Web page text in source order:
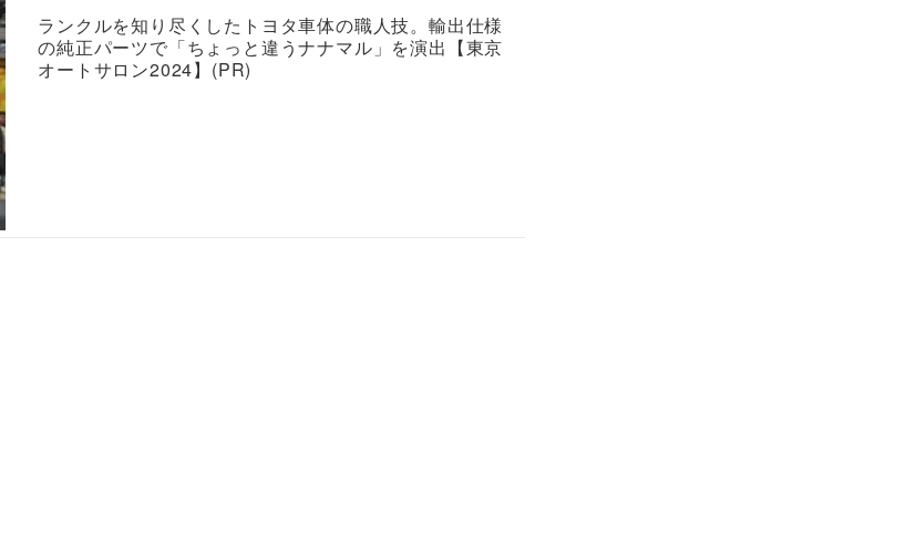
ランクルを知り尽くしたトヨタ車体の職人技。輸出仕様
の純正パーツで「ちょっと違うナナマル」を演出【東京
オートサロン2024】(PR)